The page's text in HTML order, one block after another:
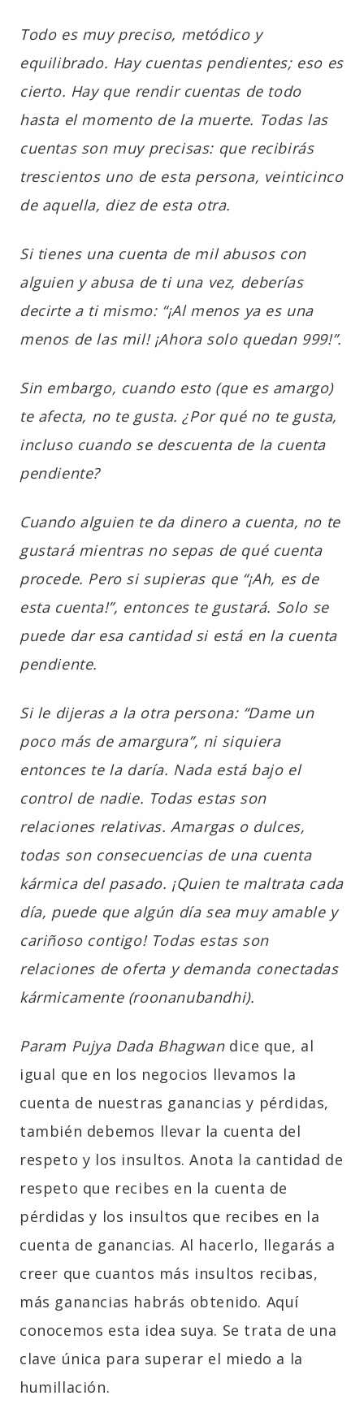
Todo es muy preciso, metódico y
equilibrado. Hay cuentas pendientes; eso es
cierto. Hay que rendir cuentas de todo
hasta el momento de la muerte. Todas las
cuentas son muy precisas: que recibirás
trescientos uno de esta persona, veinticinco
de aquella, diez de esta otra.
Si tienes una cuenta de mil abusos con
alguien y abusa de ti una vez, deberías
decirte a ti mismo: “¡Al menos ya es una
menos de las mil! ¡Ahora solo quedan 999!”.
Sin embargo, cuando esto (que es amargo)
te afecta, no te gusta. ¿Por qué no te gusta,
incluso cuando se descuenta de la cuenta
pendiente?
Cuando alguien te da dinero a cuenta, no te
gustará mientras no sepas de qué cuenta
procede. Pero si supieras que “¡Ah, es de
esta cuenta!”, entonces te gustará. Solo se
puede dar esa cantidad si está en la cuenta
pendiente.
Si le dijeras a la otra persona: “Dame un
poco más de amargura”, ni siquiera
entonces te la daría. Nada está bajo el
control de nadie. Todas estas son
relaciones relativas. Amargas o dulces,
todas son consecuencias de una cuenta
kármica del pasado. ¡Quien te maltrata cada
día, puede que algún día sea muy amable y
cariñoso contigo! Todas estas son
relaciones de oferta y demanda conectadas
kármicamente (roonanubandhi).
Param Pujya Dada Bhagwandice que, al
igual que en los negocios llevamos la
cuenta de nuestras ganancias y pérdidas,
también debemos llevar la cuenta del
respeto y los insultos. Anota la cantidad de
respeto que recibes en la cuenta de
pérdidas y los insultos que recibes en la
cuenta de ganancias. Al hacerlo, llegarás a
creer que cuantos más insultos recibas,
más ganancias habrás obtenido. Aquí
conocemos esta idea suya. Se trata de una
clave única para superar el miedo a la
humillación.